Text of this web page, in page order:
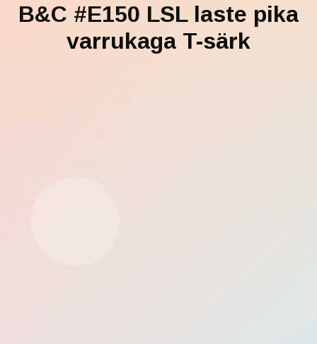
B&C #E150 LSL laste pika
varrukaga T-särk